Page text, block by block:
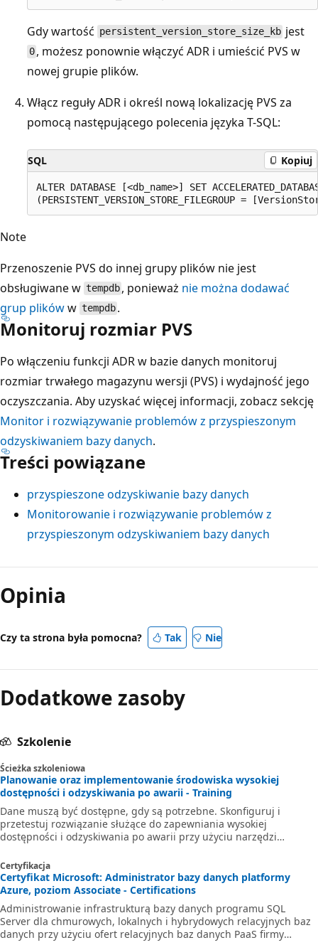
Gdy wartość persistent_version_store_size_kb jest
0 , możesz ponownie włączyć ADR i umieścić PVS w
nowej grupie plików.
Włącz reguły ADR i określ nową lokalizację PVS za
pomocą następującego polecenia języka T-SQL:
SQL Kopiuj
ALTER DATABASE [<db_name>] SET
Note
Przenoszenie PVS do innej grupy plików nie jest
obsługiwane w tempdb , ponieważ nie można dodawać
grup plikóww tempdb .
Monitoruj rozmiar PVS
Po włączeniu funkcji ADR w bazie danych monitoruj
rozmiar trwałego magazynu wersji (PVS) i wydajność jego
oczyszczania. Aby uzyskać więcej informacji, zobacz sekcję
Monitor i rozwiązywanie problemów z przyspieszonym
odzyskiwaniem bazy danych.
Treści powiązane
przyspieszone odzyskiwanie bazy danych
Monitorowanie i rozwiązywanie problemów z
przyspieszonym odzyskiwaniem bazy danych
Opinia
Czy ta strona była pomocna? Tak Nie
Dodatkowe zasoby
Szkolenie
Ścieżka szkoleniowa
Planowanie oraz implementowanie środowiska wysokiej
dostępności i odzyskiwania po awarii - Training
Dane muszą być dostępne, gdy są potrzebne. Skonfiguruj i
przetestuj rozwiązanie służące do zapewniania wysokiej
dostępności i odzyskiwania po awarii przy użyciu narzędzi
Certyfikacja
Certyfikat Microsoft: Administrator bazy danych platformy
Azure, poziom Associate - Certifications
Administrowanie infrastrukturą bazy danych programu SQL
Server dla chmurowych, lokalnych i hybrydowych relacyjnych baz
danych przy użyciu ofert relacyjnych baz danych PaaS firmy